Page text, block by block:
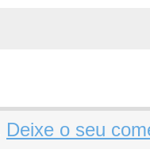
Deixe o seu